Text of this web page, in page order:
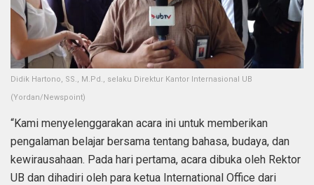
Didik Hartono, SS., M.Pd., selaku Direktur Kantor Internasional UB
(Yordan/Newspoint)
“Kami menyelenggarakan acara ini untuk memberikan
pengalaman belajar bersama tentang bahasa, budaya, dan
kewirausahaan. Pada hari pertama, acara dibuka oleh Rektor
UB dan dihadiri oleh para ketua International Office dari